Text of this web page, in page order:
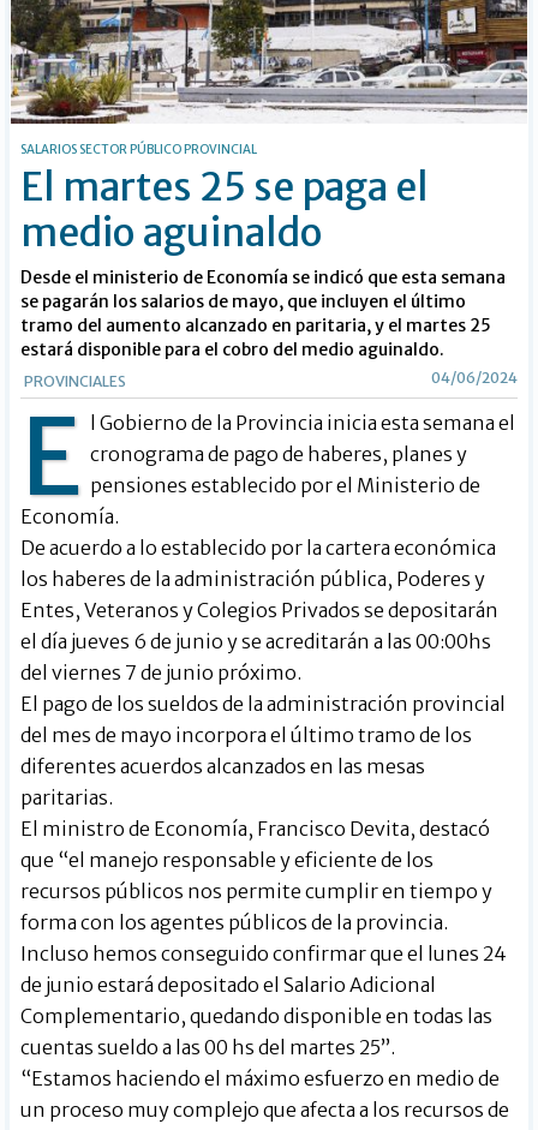
SALARIOS SECTOR PÚBLICO PROVINCIAL
El martes 25 se paga el
medio aguinaldo
Desde el ministerio de Economía se indicó que esta semana
se pagarán los salarios de mayo, que incluyen el último
tramo del aumento alcanzado en paritaria, y el martes 25
estará disponible para el cobro del medio aguinaldo.
PROVINCIALES 04/06/2024
E l Gobierno de la Provincia inicia esta semana el
cronograma de pago de haberes, planes y
pensiones establecido por el Ministerio de
Economía.
De acuerdo a lo establecido por la cartera económica
los haberes de la administración pública, Poderes y
Entes, Veteranos y Colegios Privados se depositarán
el día jueves 6 de junio y se acreditarán a las 00:00hs
del viernes 7 de junio próximo.
El pago de los sueldos de la administración provincial
del mes de mayo incorpora el último tramo de los
diferentes acuerdos alcanzados en las mesas
paritarias.
El ministro de Economía, Francisco Devita, destacó
que “el manejo responsable y eficiente de los
recursos públicos nos permite cumplir en tiempo y
forma con los agentes públicos de la provincia.
Incluso hemos conseguido confirmar que el lunes 24
de junio estará depositado el Salario Adicional
Complementario, quedando disponible en todas las
cuentas sueldo a las 00 hs del martes 25”.
“Estamos haciendo el máximo esfuerzo en medio de
un proceso muy complejo que afecta a los recursos de